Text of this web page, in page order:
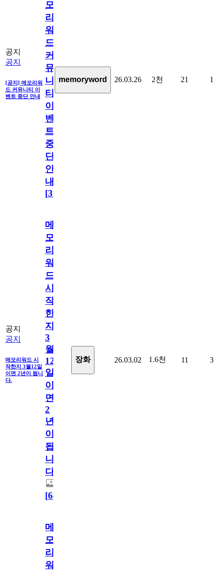
공지
공지
[공지] 메모리워
드 커뮤니티 이
벤트 중단 안내
모
리
워
드
커
뮤
니
티
이
벤
트
중
단
안
내
[31
memoryword 26.03.26 2천 21 1
공지
공지
메모리워드 시
작한지 3월12일
이면 2년이 됩니
다.
메
모
리
워
드
시
작
한
지
3
월
12
일
이
면
2
년
이
됩
니
다.
[64
장화 26.03.02 1.6천 11 3
메
모
리
워